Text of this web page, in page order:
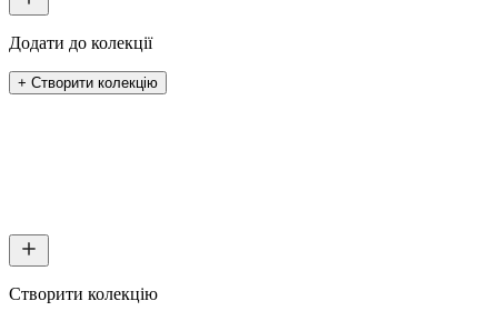
Додати до колекції
+ Створити колекцію
Створити колекцію